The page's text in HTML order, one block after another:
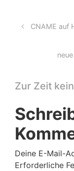
CNAME auf
Zur Zeit
Deine E-Mail-
Erforderliche